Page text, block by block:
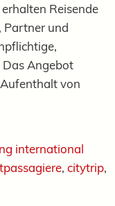
Reisende
Partner und
Das Angebot
von
international
, citytrip,